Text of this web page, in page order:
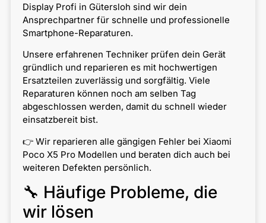
Display Profi in Gütersloh sind wir dein
Ansprechpartner für schnelle und professionelle
Smartphone-Reparaturen.
Unsere erfahrenen Techniker prüfen dein Gerät
gründlich und reparieren es mit hochwertigen
Ersatzteilen zuverlässig und sorgfältig. Viele
Reparaturen können noch am selben Tag
abgeschlossen werden, damit du schnell wieder
einsatzbereit bist.
👉 Wir reparieren alle gängigen Fehler bei Xiaomi
Poco X5 Pro Modellen und beraten dich auch bei
weiteren Defekten persönlich.
🔧 Häufige Probleme, die
wir lösen